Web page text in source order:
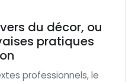
du décor, ou
pratiques
professionnels, le